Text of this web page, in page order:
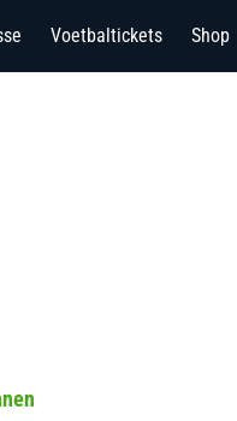
Voetbaltickets Shop